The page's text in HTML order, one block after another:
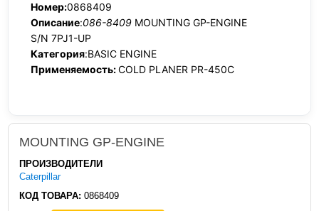
Номер:0868409
Описание:086-8409 MOUNTING GP-ENGINE
S/N 7PJ1-UP
Категория:BASIC ENGINE
Применяемость:COLD PLANER PR-450C
MOUNTING GP-ENGINE
ПРОИЗВОДИТЕЛИ
Caterpillar
КОД ТОВАРА: 0868409